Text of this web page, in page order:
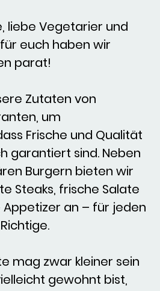
liebe Vegetarier und
euch haben wir
parat!
Zutaten von
um
Frische und Qualität
garantiert sind. Neben
Burgern bieten wir
Steaks, frische Salate
an – für jeden
mag zwar kleiner sein
gewohnt bist,